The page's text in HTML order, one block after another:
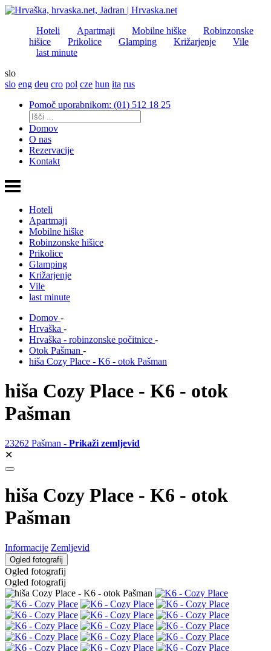
Hoteli Apartmaji Mobilne hiške
Robinzonske
hišice
Prikolice Glamping Križarjenje
Vile
last minute
slo
slo eng deu cro pol cze hun ita rus
Pomoč uporabnikom: (01) 512 18 25
Domov
O nas
Rezervacije
Kontakt
Hoteli
Apartmaji
Mobilne hiške
Robinzonske hišice
Prikolice
Glamping
Križarjenje
Vile
last minute
Domov -
Hrvaška -
Hrvaška - robinzonske počitnice -
Otok Pašman -
hiša Cozy Place - K6 - otok Pašman
hiša Cozy Place - K6 - otok
Pašman
23262 Pašman - Prikaži zemljevid
✕
hiša Cozy Place - K6 - otok
Pašman
Informacije Zemljevid
Ogled fotografij
Ogled fotografij
Ogled fotografij